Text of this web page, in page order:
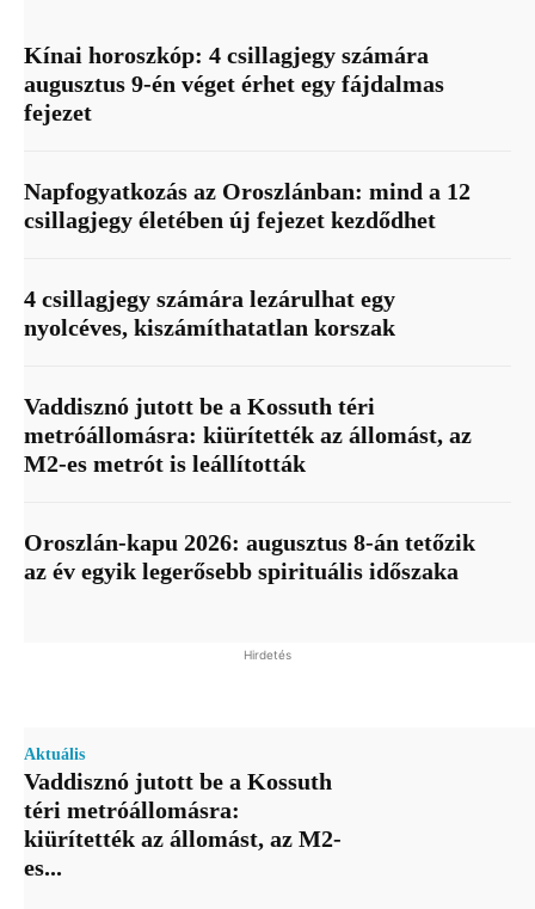
Kínai horoszkóp: 4 csillagjegy számára
augusztus 9-én véget érhet egy fájdalmas
fejezet
Napfogyatkozás az Oroszlánban: mind a 12
csillagjegy életében új fejezet kezdődhet
4 csillagjegy számára lezárulhat egy
nyolcéves, kiszámíthatatlan korszak
Vaddisznó jutott be a Kossuth téri
metróállomásra: kiürítették az állomást, az
M2-es metrót is leállították
Oroszlán-kapu 2026: augusztus 8-án tetőzik
az év egyik legerősebb spirituális időszaka
Hirdetés
Aktuális
Vaddisznó jutott be a Kossuth
téri metróállomásra:
kiürítették az állomást, az M2-
es...